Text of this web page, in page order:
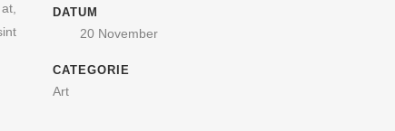
DATUM
20 November
CATEGORIE
Art